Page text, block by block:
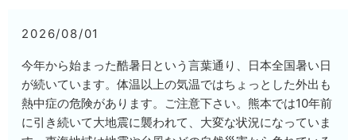
2026/08/01
今年から始まった酷暑日という言葉通り、日本全国暑い日
が続いています。体温以上の気温ではちょっとした外出も
熱中症の危険があります。ご注意下さい。熊本では10年前
に引き続いて大地震に襲われて、大変な状況になっていま